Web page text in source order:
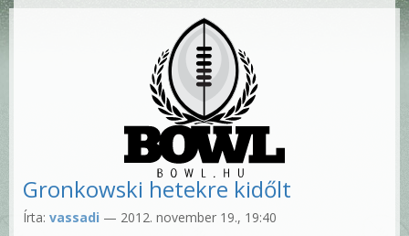
Gronkowski hetekre kidőlt
Írta: vassadi — 2012. november 19., 19:40